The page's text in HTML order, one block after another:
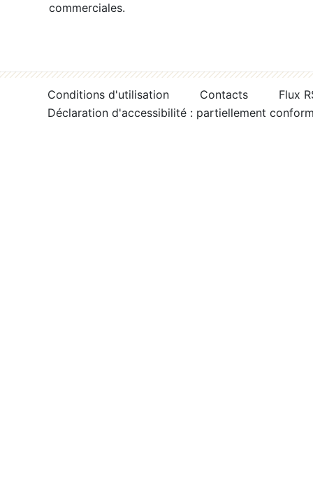
commerciales.
Conditions d'utilisation Contacts
Flux
Déclaration d'accessibilité : partiellement